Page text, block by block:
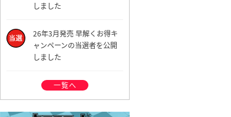
しました
26年3月発売 早解くお得キ
ャンペーンの当選者を公開
しました
一覧へ